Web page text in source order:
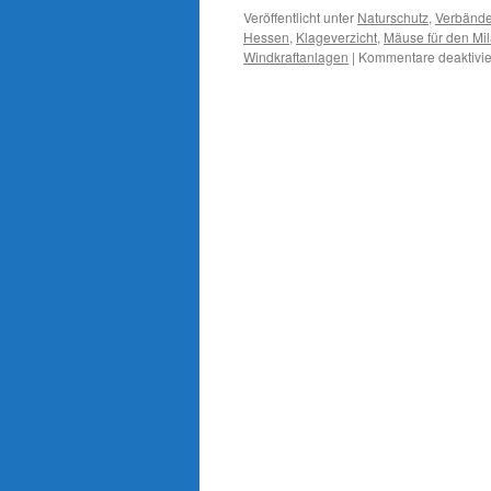
Veröffentlicht unter Naturschutz, Verbände
Hessen, Klageverzicht, Mäuse für den
Windkraftanlagen | Kommentare